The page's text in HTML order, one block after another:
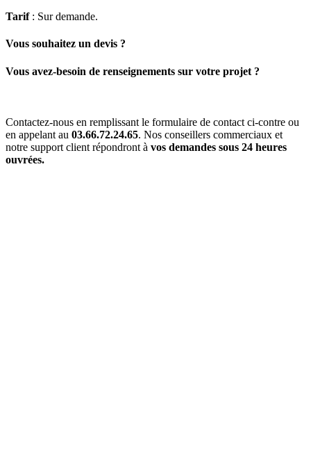
Tarif: Sur demande.
Vous souhaitez un devis ?
Vous avez-besoin de renseignements sur votre projet ?
Contactez-nous en remplissant le formulaire de contact ci-contre ou
en appelant au 03.66.72.24.65. Nos conseillers commerciaux et
notre support client répondront à vos demandes sous 24 heures
ouvrées.